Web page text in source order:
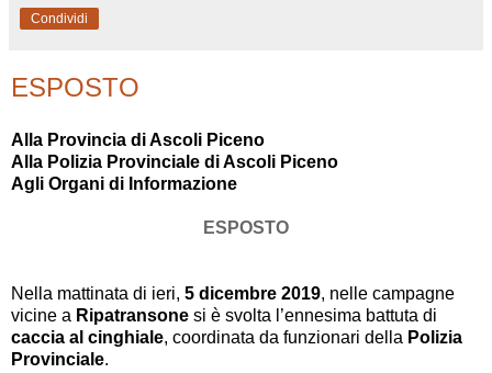
Condividi
ESPOSTO
Alla Provincia di Ascoli Piceno
Alla Polizia Provinciale di Ascoli Piceno
Agli Organi di Informazione
ESPOSTO
Nella mattinata di ieri, 5 dicembre 2019, nelle campagne
vicine a Ripatransone si è svolta l’ennesima battuta di
caccia al cinghiale, coordinata da funzionari della Polizia
Provinciale.